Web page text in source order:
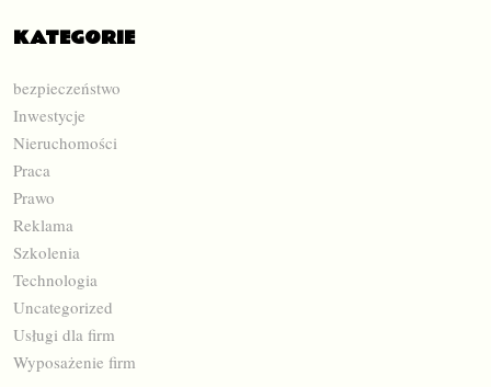
KATEGORIE
bezpieczeństwo
Inwestycje
Nieruchomości
Praca
Prawo
Reklama
Szkolenia
Technologia
Uncategorized
Usługi dla firm
Wyposażenie firm